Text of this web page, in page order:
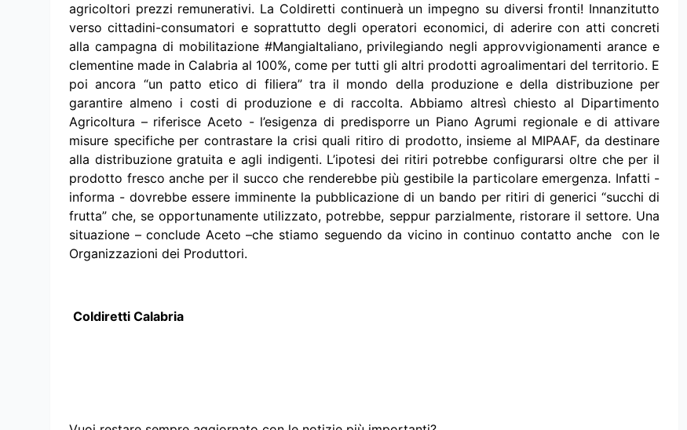
agricoltori prezzi remunerativi. La Coldiretti continuerà un impegno su diversi fronti! Innanzitutto
verso cittadini-consumatori e soprattutto degli operatori economici, di aderire con atti concreti
alla campagna di mobilitazione #MangiaItaliano, privilegiando negli approvvigionamenti arance e
clementine made in Calabria al 100%, come per tutti gli altri prodotti agroalimentari del territorio. E
poi ancora “un patto etico di filiera” tra il mondo della produzione e della distribuzione per
garantire almeno i costi di produzione e di raccolta. Abbiamo altresì chiesto al Dipartimento
Agricoltura – riferisce Aceto - l’esigenza di predisporre un Piano Agrumi regionale e di attivare
misure specifiche per contrastare la crisi quali ritiro di prodotto, insieme al MIPAAF, da destinare
alla distribuzione gratuita e agli indigenti. L’ipotesi dei ritiri potrebbe configurarsi oltre che per il
prodotto fresco anche per il succo che renderebbe più gestibile la particolare emergenza. Infatti -
informa - dovrebbe essere imminente la pubblicazione di un bando per ritiri di generici “succhi di
frutta” che, se opportunamente utilizzato, potrebbe, seppur parzialmente, ristorare il settore. Una
situazione – conclude Aceto –che stiamo seguendo da vicino in continuo contatto anche con le
Organizzazioni dei Produttori.
Coldiretti Calabria